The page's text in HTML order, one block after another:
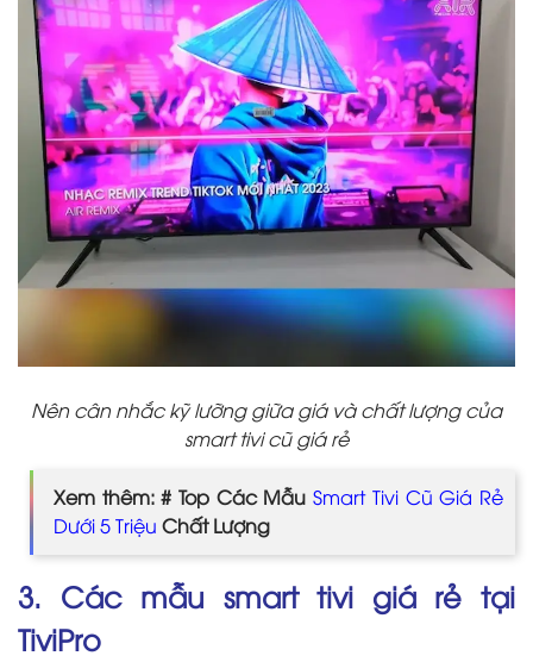
Nên cân nhắc kỹ lưỡng giữa giá và chất lượng của
smart tivi cũ giá rẻ
Xem thêm: # Top Các MẫuSmart Tivi Cũ Giá Rẻ
Dưới 5 Triệu Chất Lượng
3. Các mẫu smart tivi giá rẻ tại
TiviPro